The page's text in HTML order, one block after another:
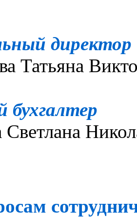
директор
Татьяна
бухгалтер
Светлана